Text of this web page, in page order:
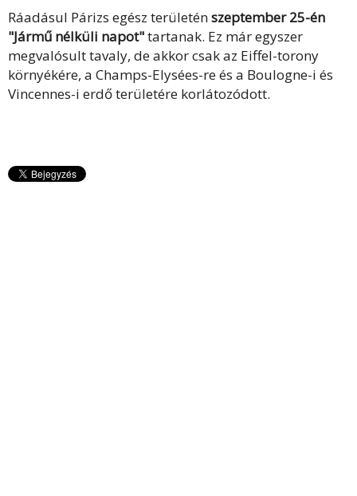
Ráadásul Párizs egész területénszeptember 25-én
"Jármű nélküli napot"tartanak. Ez már egyszer
megvalósult tavaly, de akkor csak az Eiffel-torony
környékére, a Champs-Elysées-re és a Boulogne-i és
Vincennes-i erdő területére korlátozódott.